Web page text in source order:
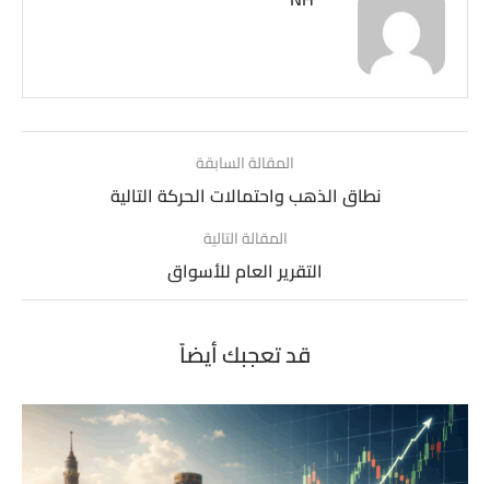
المقالة السابقة
نطاق الذهب واحتمالات الحركة التالية
المقالة التالية
التقرير العام للأسواق
قد تعجبك أيضاً